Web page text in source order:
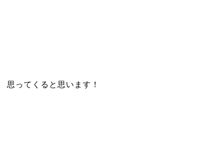
思ってくると思います！